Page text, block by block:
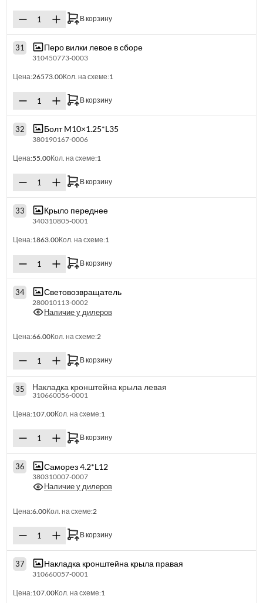
В корзину
31 Перо вилки левое в сборе
310450773-0003
Цена:26573.00Кол. на схеме:1
В корзину
32 Болт M10×1.25*L35
380190167-0006
Цена:55.00Кол. на схеме:1
В корзину
33 Крыло переднее
340310805-0001
Цена:1863.00Кол. на схеме:1
В корзину
34 Световозвращатель
280010113-0002
Наличие у дилеров
Цена:66.00Кол. на схеме:2
В корзину
35 Накладка кронштейна крыла левая
310660056-0001
Цена:107.00Кол. на схеме:1
В корзину
36 Саморез 4.2*L12
380310007-0007
Наличие у дилеров
Цена:6.00Кол. на схеме:2
В корзину
37 Накладка кронштейна крыла правая
310660057-0001
Цена:107.00Кол. на схеме:1